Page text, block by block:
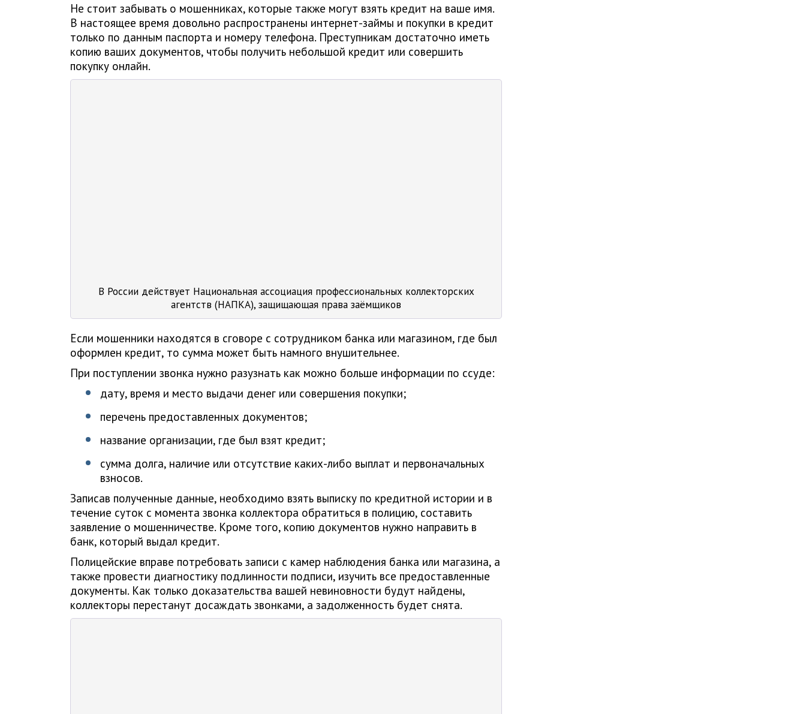
Не стоит забывать о мошенниках, которые также могут взять кредит на ваше имя.
В настоящее время довольно распространены интернет-займы и покупки в кредит
только по данным паспорта и номеру телефона. Преступникам достаточно иметь
копию ваших документов, чтобы получить небольшой кредит или совершить
покупку онлайн.
В России действует Национальная ассоциация профессиональных коллекторских
агентств (НАПКА), защищающая права заёмщиков
Если мошенники находятся в сговоре с сотрудником банка или магазином, где был
оформлен кредит, то сумма может быть намного внушительнее.
При поступлении звонка нужно разузнать как можно больше информации по ссуде:
дату, время и место выдачи денег или совершения покупки;
перечень предоставленных документов;
название организации, где был взят кредит;
сумма долга, наличие или отсутствие каких-либо выплат и первоначальных
взносов.
Записав полученные данные, необходимо взять выписку по кредитной истории и в
течение суток с момента звонка коллектора обратиться в полицию, составить
заявление о мошенничестве. Кроме того, копию документов нужно направить в
банк, который выдал кредит.
Полицейские вправе потребовать записи с камер наблюдения банка или магазина, а
также провести диагностику подлинности подписи, изучить все предоставленные
документы. Как только доказательства вашей невиновности будут найдены,
коллекторы перестанут досаждать звонками, а задолженность будет снята.